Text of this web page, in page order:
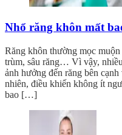
Nhổ răng khôn mất
Răng khôn thường mọc
trùm, sâu răng… Vì vậy,
ảnh hưởng đến răng bên
nhiên, điều khiến không ít
bao […]